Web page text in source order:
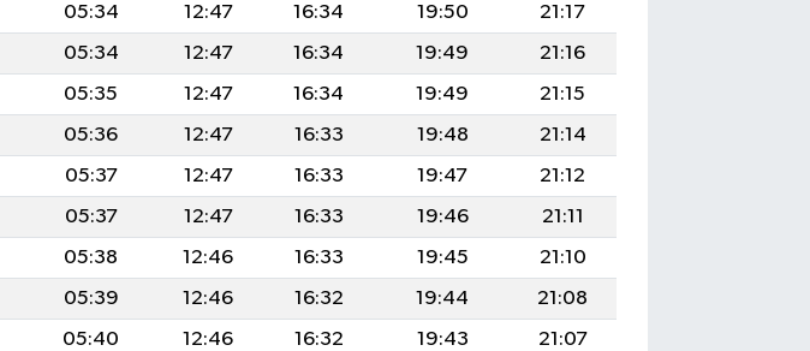
05:34 12:47 16:34 19:50
21:17
05:34 12:47 16:34 19:49
21:16
05:35 12:47 16:34 19:49
21:15
05:36 12:47 16:33 19:48
21:14
05:37 12:47 16:33 19:47
21:12
05:37 12:47 16:33 19:46
21:11
05:38 12:46 16:33 19:45
21:10
05:39 12:46 16:32 19:44
21:08
05:40 12:46 16:32 19:43
21:07